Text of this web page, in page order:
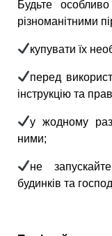
Будьте
різноманітними
купувати їх
перед
інструкцію та
у жодному
ними;
не
будинків та